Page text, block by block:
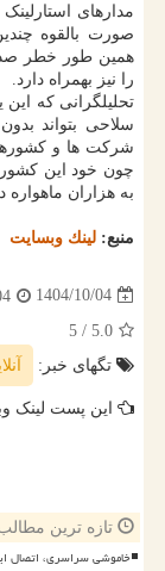
مدارهای
صورت بالقوه
همین طور خطر
را نیز بهمراه دارد.
تحلیلگرانی که این
سلاحی بتواند
شرکت ها و
چون خود این
به هزاران ماهواره
منبع: لینك وبسایت
1404/10/04
5.0
/ 5
تگهای خبر:
این پست لینک
تازه ترین
خاموشی سراسری، اتصال